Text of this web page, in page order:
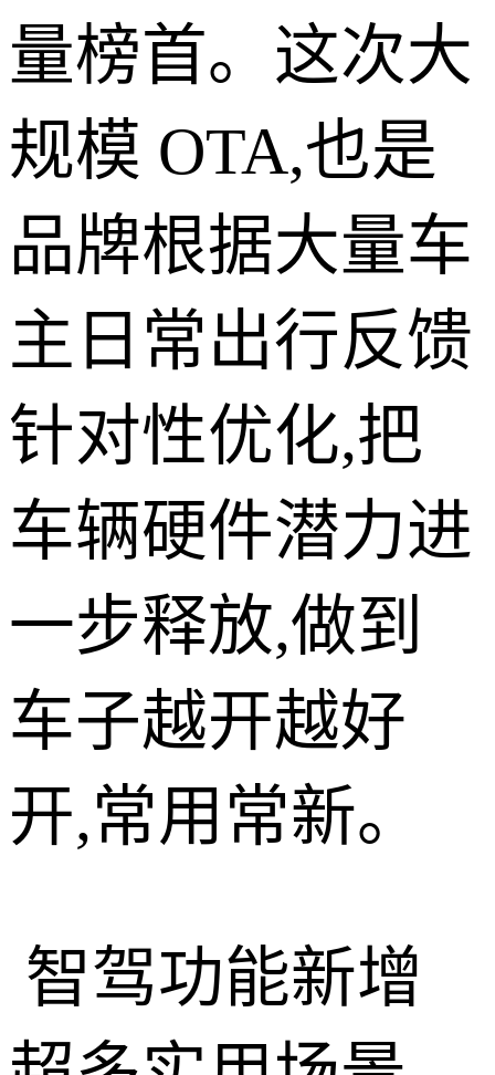
量榜首。这次大
规模 OTA,也是
品牌根据大量车
主日常出行反馈
针对性优化,把
车辆硬件潜力进
一步释放,做到
车子越开越好
开,常用常新。
智驾功能新增